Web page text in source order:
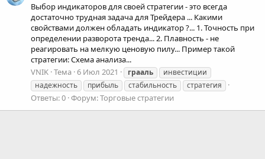
Выбор индикаторов для своей стратегии - это всегда
достаточно трудная задача для Трейдера ... Какими
свойствами должен обладать индикатор ?... 1. Точность при
определении разворота тренда... 2. Плавность - не
реагировать на мелкую ценовую пилу... Пример такой
стратегии: Схема анализа...
VNIK Тема 6 Июл 2021 грааль
инвестиции
надежность
прибыль стабильность стратегия
Ответы: 0 Форум:Торговые стратегии